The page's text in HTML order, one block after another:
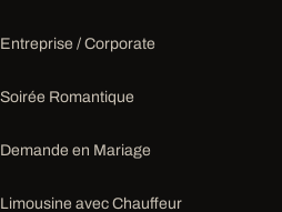
Entreprise / Corporate
Soirée Romantique
Demande en Mariage
Limousine avec Chauffeur